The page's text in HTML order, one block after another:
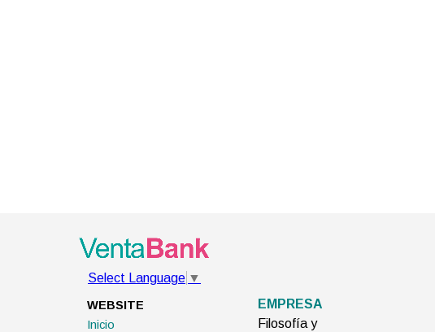
WEBSITE
Inicio
EMPRESA
Filosofía y
Select Language ▼